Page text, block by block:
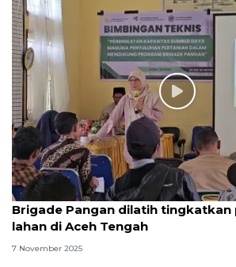
Brigade Pangan dilatih
lahan di Aceh Tengah
7 November 2025